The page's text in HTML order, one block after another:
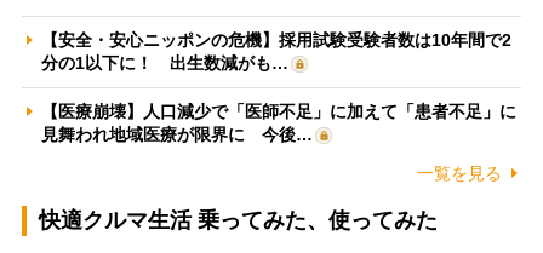
【安全・安心ニッポンの危機】採用試験受験者数は10年間で2
分の1以下に！ 出生数減がも…
【医療崩壊】人口減少で「医師不足」に加えて「患者不足」に
見舞われ地域医療が限界に 今後…
一覧を見る
快適クルマ生活 乗ってみた、使ってみた